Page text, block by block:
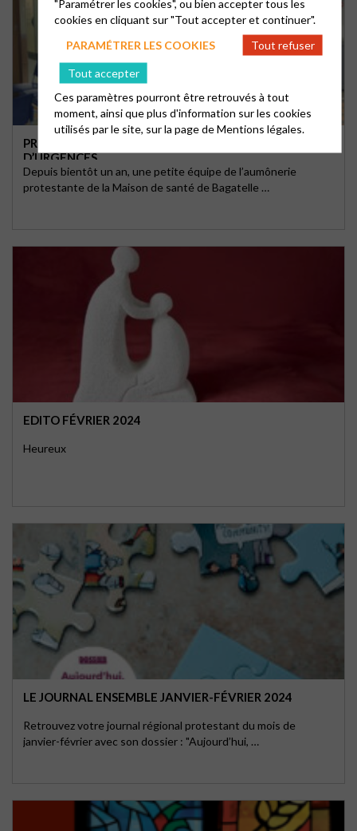
PRÉSENCE DE L’AUMÔNERIE DANS UN SERVICE
D’URGENCES
Depuis bientôt un an, une petite équipe de l’aumônerie
protestante de la Maison de santé de Bagatelle …
EDITO FÉVRIER 2024
Heureux
LE JOURNAL ENSEMBLE JANVIER-FÉVRIER 2024
Retrouvez votre journal régional protestant du mois de
janvier-février avec son dossier : "Aujourd’hui, …
"Paramétrer les cookies", ou bien accepter tous les
cookies en cliquant sur "Tout accepter et continuer".
PARAMÉTRER LES COOKIES
Tout refuser
Tout accepter
Ces paramètres pourront être retrouvés à tout
moment, ainsi que plus d'information sur les cookies
utilisés par le site, sur la page deMentions légales.